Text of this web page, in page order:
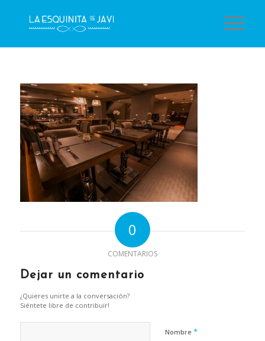
0
COMENTARIOS
Dejar un comentario
¿Quieres unirte a la conversación?
Siéntete libre de contribuir!
Nombre *